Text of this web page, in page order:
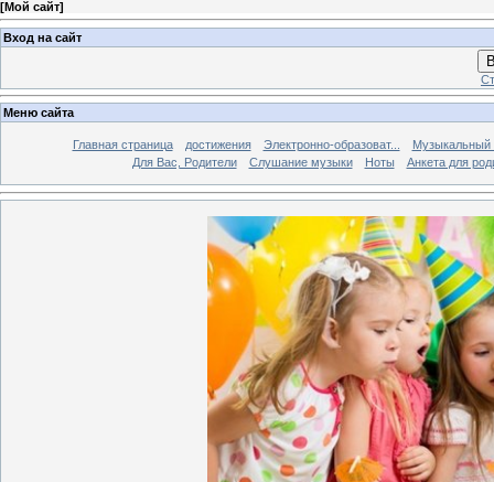
[Мой сайт]
Вход на сайт
Меню сайта
Главная страница достижения Электронно-образоват...
Музыкальный
Для Вас, Родители
Слушание музыки Ноты Анкета для